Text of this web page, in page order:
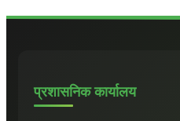
प्रशासनिक कार्यालय